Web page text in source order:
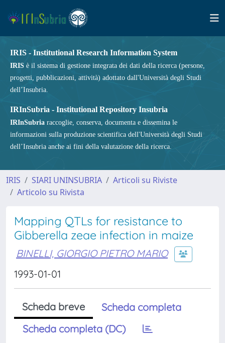
IRIS - Institutional Research Information System
IRIS è il sistema di gestione integrata dei dati della ricerca (persone,
progetti, pubblicazioni, attività) adottato dall'Università degli Studi
dell’Insubria.
IRInSubria - Institutional Repository Insubria
IRInSubria raccoglie, conserva, documenta e dissemina le
informazioni sulla produzione scientifica dell'Università degli Studi
dell’Insubria anche ai fini della valutazione della ricerca.
IRIS SIARI UNINSUBRIA
Articoli su Riviste
Articolo su Rivista
Mapping QTLs for resistance to
Gibberella zeae infection in maize
BINELLI, GIORGIO PIETRO MARIO
1993-01-01
Scheda breve
Scheda completa
Scheda completa (DC)